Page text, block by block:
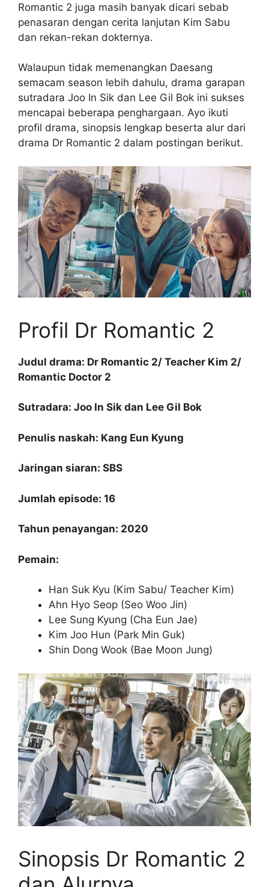
Romantic 2 juga masih banyak dicari sebab
penasaran dengan cerita lanjutan Kim Sabu
dan rekan-rekan dokternya.
Walaupun tidak memenangkan Daesang
semacam season lebih dahulu, drama garapan
sutradara Joo In Sik dan Lee Gil Bok ini sukses
mencapai beberapa penghargaan. Ayo ikuti
profil drama, sinopsis lengkap beserta alur dari
drama Dr Romantic 2 dalam postingan berikut.
Profil Dr Romantic 2
Judul drama: Dr Romantic 2/ Teacher Kim 2/
Romantic Doctor 2
Sutradara: Joo In Sik dan Lee Gil Bok
Penulis naskah: Kang Eun Kyung
Jaringan siaran: SBS
Jumlah episode: 16
Tahun penayangan: 2020
Pemain:
Han Suk Kyu (Kim Sabu/ Teacher Kim)
Ahn Hyo Seop (Seo Woo Jin)
Lee Sung Kyung (Cha Eun Jae)
Kim Joo Hun (Park Min Guk)
Shin Dong Wook (Bae Moon Jung)
Sinopsis Dr Romantic 2